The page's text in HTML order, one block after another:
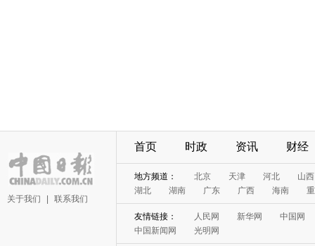
关于我们 联系我们
首页 时政 资讯 财经
地方频道： 北京 天津 河北
山西
湖北
湖南 广东 广西 海南
友情链接： 人民网 新华网
中国网
中国新闻网
光明网